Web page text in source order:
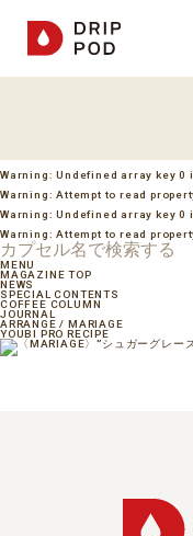
Warning: Undefined array key 0
Warning: Attempt to read
Warning: Undefined array key 0
Warning: Attempt to read
MENU
MAGAZINE TOP
NEWS
SPECIAL CONTENTS
COFFEE COLUMN
JOURNAL
ARRANGE / MARIAGE
YOUBI PRO RECIPE